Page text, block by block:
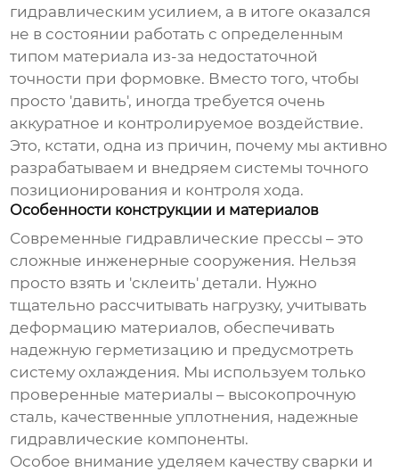
гидравлическим усилием, а в итоге оказался
не в состоянии работать с определенным
типом материала из-за недостаточной
точности при формовке. Вместо того, чтобы
просто 'давить', иногда требуется очень
аккуратное и контролируемое воздействие.
Это, кстати, одна из причин, почему мы активно
разрабатываем и внедряем системы точного
позиционирования и контроля хода.
Особенности конструкции и материалов
Современные гидравлические прессы – это
сложные инженерные сооружения. Нельзя
просто взять и 'склеить' детали. Нужно
тщательно рассчитывать нагрузку, учитывать
деформацию материалов, обеспечивать
надежную герметизацию и предусмотреть
систему охлаждения. Мы используем только
проверенные материалы – высокопрочную
сталь, качественные уплотнения, надежные
гидравлические компоненты.
Особое внимание уделяем качеству сварки и